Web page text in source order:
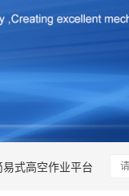
易式高空作业平台